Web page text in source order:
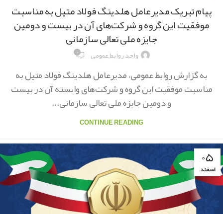
پیام تبریک مدیرعامل هلدینگ فولاد متیل به مناسبت
موفقیت این گروه و شرکت‌های آن در بیست و دومین
جایزه ملی تعالی سازمانی
واحد روابط عمومی ۰
به گزارش روابط عمومی، مدیرعامل هلدینگ فولاد متیل به
مناسبت موفقیت این گروه و شرکت‌های وابسته آن در بیست
و دومین جایزه ملی تعالی سازمانی...
CONTINUE READING
۰۵
اسفند